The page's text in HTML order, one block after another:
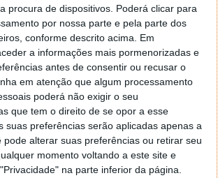
procura de dispositivos. Poderá clicar para
por nossa parte e pela parte dos
conforme descrito acima. Em
a informações mais pormenorizadas e
antes de consentir ou recusar o
em atenção que algum processamento
poderá não exigir o seu
que tem o direito de se opor a esse
suas preferências serão aplicadas apenas a
pode alterar suas preferências ou retirar seu
momento voltando a este site e
na parte inferior da página.
alimentar está profundamente
na história deste país [...] queremos
produtos que possam dinamizar a
de uma família e que,
encontrem o seu lugar.
empresa alimentar que, desde 2008,
aos desafios alimentares atuais,
de água e as alterações climáticas,
que assentam na
e na inovação.